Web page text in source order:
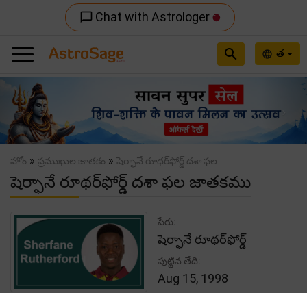
chat_bubble_outline Chat with Astrologer
language త
search
Previous
హోం » ప్రముఖుల జాతకం » షెర్ఫానే రూథర్‌ఫోర్డ్ దశా ఫల
షెర్ఫానే రూథర్‌ఫోర్డ్ దశా ఫల జాతకము
పేరు:
షెర్ఫానే రూథర్‌ఫోర్డ్
పుట్టిన తేది:
Aug 15, 1998